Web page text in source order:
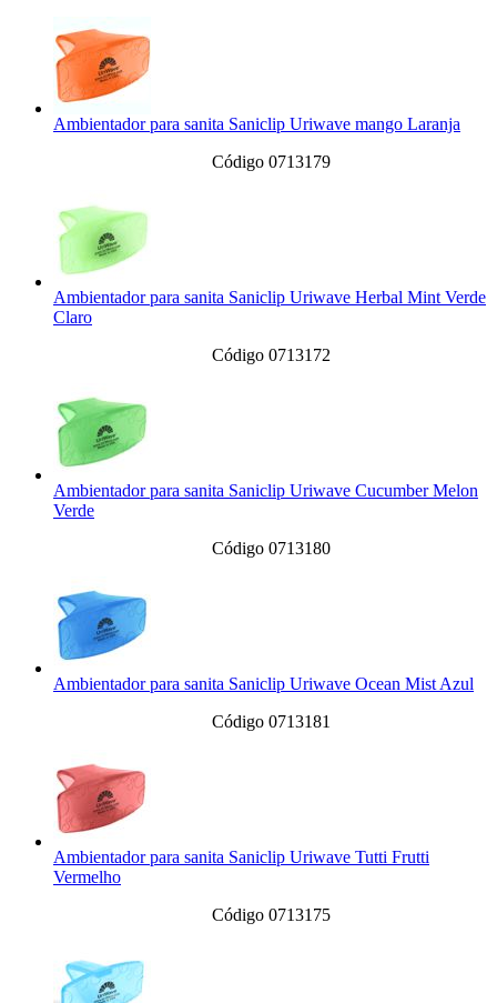
Ambientador para sanita Saniclip Uriwave mango Laranja
Código 0713179
Ambientador para sanita Saniclip Uriwave Herbal Mint Verde
Claro
Código 0713172
Ambientador para sanita Saniclip Uriwave Cucumber Melon
Verde
Código 0713180
Ambientador para sanita Saniclip Uriwave Ocean Mist Azul
Código 0713181
Ambientador para sanita Saniclip Uriwave Tutti Frutti
Vermelho
Código 0713175